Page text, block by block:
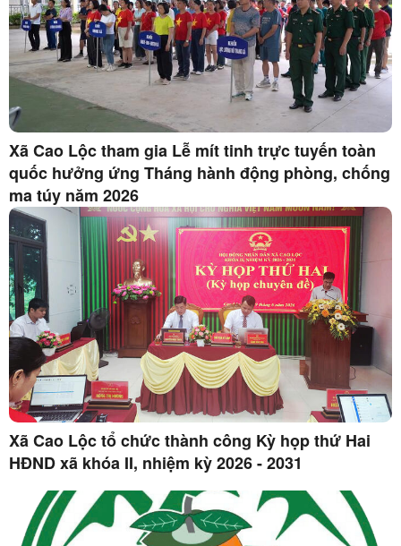
Xã Cao Lộc tham gia Lễ mít tinh trực tuyến toàn
quốc hưởng ứng Tháng hành động phòng, chống
ma túy năm 2026
Xã Cao Lộc tổ chức thành công Kỳ họp thứ Hai
HĐND xã khóa II, nhiệm kỳ 2026 - 2031